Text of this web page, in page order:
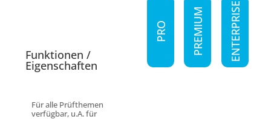
PRO PREMIUM ENTERPRISE
Funktionen /
Eigenschaften
Für alle Prüfthemen
verfügbar, u.A. für